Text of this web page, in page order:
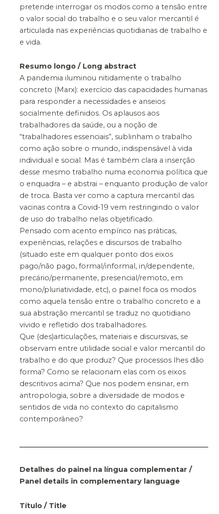
pretende interrogar os modos como a tensão entre
o valor social do trabalho e o seu valor mercantil é
articulada nas experiências quotidianas de trabalho e
e vida.
Resumo longo / Long abstract
A pandemia iluminou nitidamente o trabalho
concreto (Marx): exercício das capacidades humanas
para responder a necessidades e anseios
socialmente definidos. Os aplausos aos
trabalhadores da saúde, ou a noção de
“trabalhadores essenciais”, sublinham o trabalho
como ação sobre o mundo, indispensável à vida
individual e social. Mas é também clara a inserção
desse mesmo trabalho numa economia política que
o enquadra – e abstrai – enquanto produção de valor
de troca. Basta ver como a captura mercantil das
vacinas contra a Covid-19 vem restringindo o valor
de uso do trabalho nelas objetificado.
Pensado com acento empírico nas práticas,
experiências, relações e discursos de trabalho
(situado este em qualquer ponto dos eixos
pago/não pago, formal/informal, in/dependente,
precário/permanente, presencial/remoto, em
mono/pluriatividade, etc), o painel foca os modos
como aquela tensão entre o trabalho concreto e a
sua abstração mercantil se traduz no quotidiano
vivido e refletido dos trabalhadores.
Que (des)articulações, materiais e discursivas, se
observam entre utilidade social e valor mercantil do
trabalho e do que produz? Que processos lhes dão
forma? Como se relacionam elas com os eixos
descritivos acima? Que nos podem ensinar, em
antropologia, sobre a diversidade de modos e
sentidos de vida no contexto do capitalismo
contemporâneo?
Detalhes do painel na língua complementar /
Panel details in complementary language
Título / Title